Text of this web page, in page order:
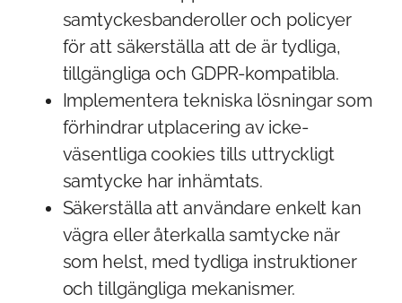
samtyckesbanderoller och policyer
för att säkerställa att de är tydliga,
tillgängliga och GDPR-kompatibla.
Implementera tekniska lösningar som
förhindrar utplacering av icke-
väsentliga cookies tills uttryckligt
samtycke har inhämtats.
Säkerställa att användare enkelt kan
vägra eller återkalla samtycke när
som helst, med tydliga instruktioner
och tillgängliga mekanismer.